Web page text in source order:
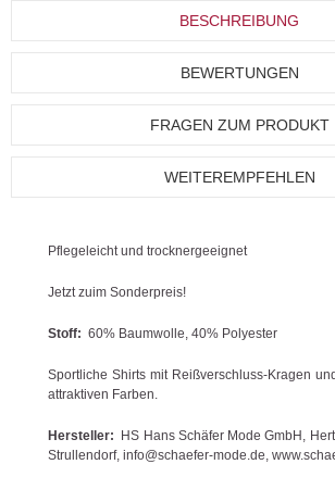
BESCHREIBUNG
BEWERTUNGEN
FRAGEN ZUM PRODUKT
WEITEREMPFEHLEN
Pflegeleicht und trocknergeeignet
Jetzt zuim Sonderpreis!
Stoff: 60% Baumwolle, 40% Polyester
Sportliche Shirts mit Reißverschluss-Kragen
attraktiven Farben.
Hersteller: HS Hans Schäfer Mode GmbH,
Strullendorf, info@schaefer-mode.de,